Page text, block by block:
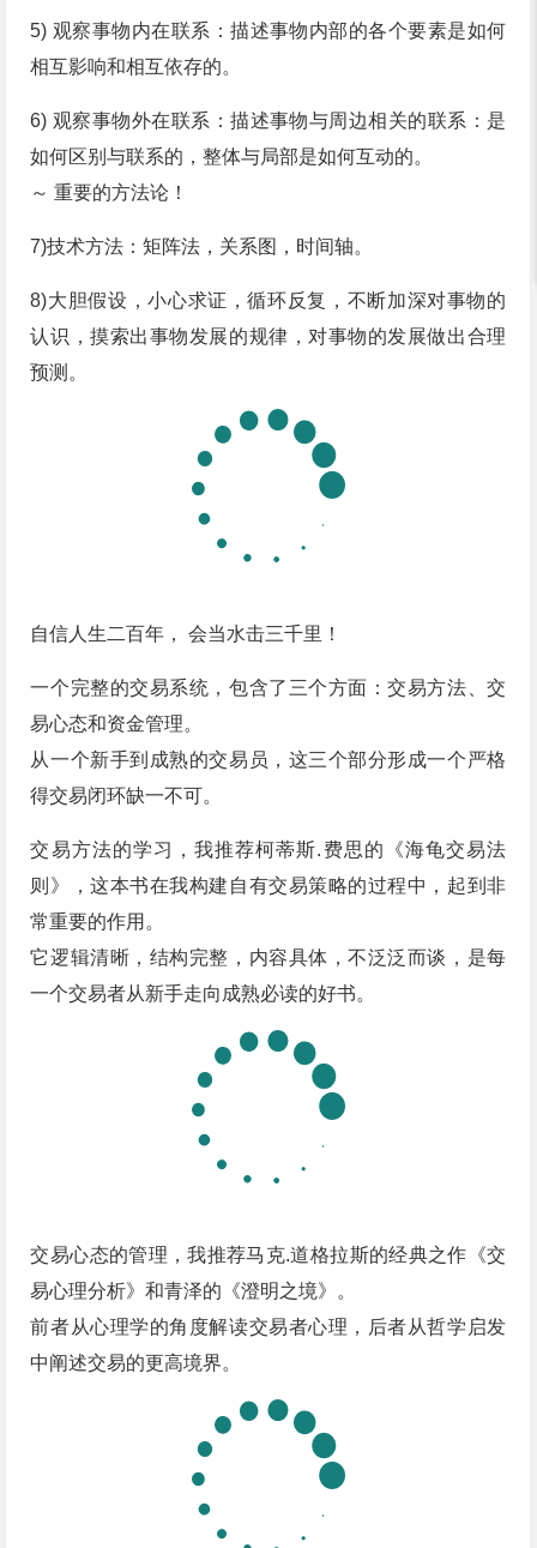
5) 观察事物内在联系：描述事物内部的各个要素是如何
相互影响和相互依存的。
6) 观察事物外在联系：描述事物与周边相关的联系：是
如何区别与联系的，整体与局部是如何互动的。
～ 重要的方法论！
7)技术方法：矩阵法，关系图，时间轴。
8)大胆假设，小心求证，循环反复，不断加深对事物的
认识，摸索出事物发展的规律，对事物的发展做出合理
预测。
自信人生二百年， 会当水击三千里！
一个完整的交易系统，包含了三个方面：交易方法、交
易心态和资金管理。
从一个新手到成熟的交易员，这三个部分形成一个严格
得交易闭环缺一不可。
交易方法的学习，我推荐柯蒂斯.费思的《海龟交易法
则》，这本书在我构建自有交易策略的过程中，起到非
常重要的作用。
它逻辑清晰，结构完整，内容具体，不泛泛而谈，是每
一个交易者从新手走向成熟必读的好书。
交易心态的管理，我推荐马克.道格拉斯的经典之作《交
易心理分析》和青泽的《澄明之境》。
前者从心理学的角度解读交易者心理，后者从哲学启发
中阐述交易的更高境界。